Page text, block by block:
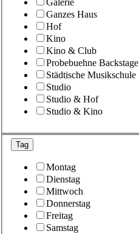
Ganzes Haus
Hof
Kino
Kino & Club
Probebuehne Backstage
Städtische Musikschule
Studio
Studio & Hof
Studio & Kino
Tag
Montag
Dienstag
Mittwoch
Donnerstag
Freitag
Samstag